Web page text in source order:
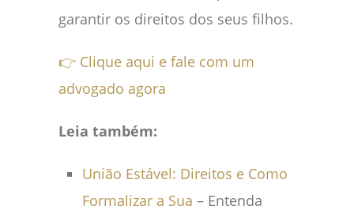
garantir os direitos dos seus filhos.
👉 Clique aqui e fale com um
advogado agora
Leia também:
União Estável: Direitos e Como
Formalizar a Sua – Entenda